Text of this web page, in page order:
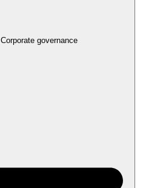
Corporate governance